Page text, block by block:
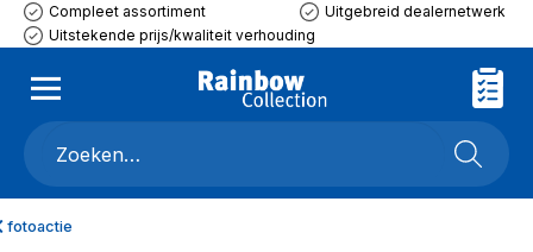
Compleet assortiment
Uitgebreid dealernetwerk
Uitstekende prijs/kwaliteit verhouding
fotoactie